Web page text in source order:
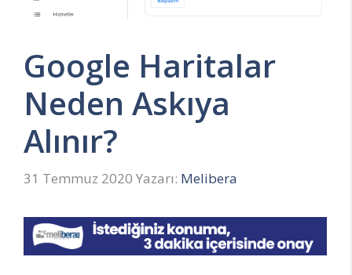
Google Haritalar
Neden Askıya
Alınır?
31 Temmuz 2020 Yazarı: Melibera